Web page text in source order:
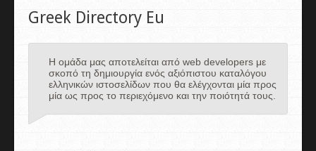
Greek Directory Eu
Η ομάδα μας αποτελείται από web developers με
σκοπό τη δημιουργία ενός αξιόπιστου καταλόγου
ελληνικών ιστοσελίδων που θα ελέγχονται μία προς
μία ως προς το περιεχόμενο και την ποιότητά τους.